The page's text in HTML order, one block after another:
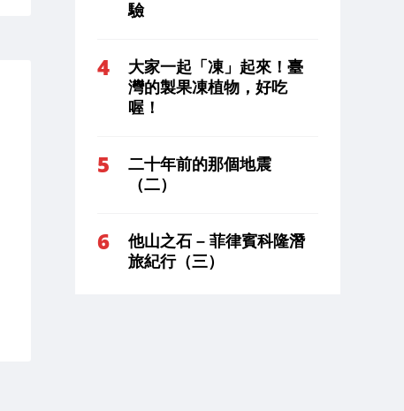
驗
大家一起「凍」起來！臺
灣的製果凍植物，好吃
喔！
二十年前的那個地震
（二）
他山之石 – 菲律賓科隆潛
旅紀行（三）